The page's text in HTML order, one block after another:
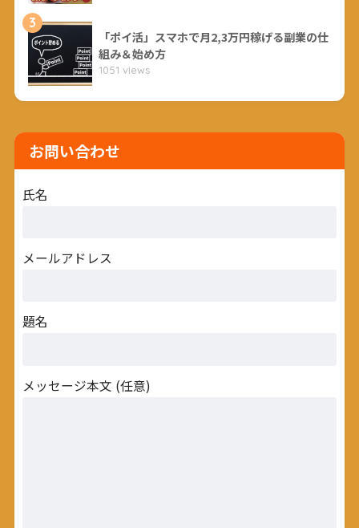
3
「ポイ活」スマホで月2,3万円稼げる副業の仕
組み＆始め方
1051 views
お問い合わせ
氏名
メールアドレス
題名
メッセージ本文 (任意)